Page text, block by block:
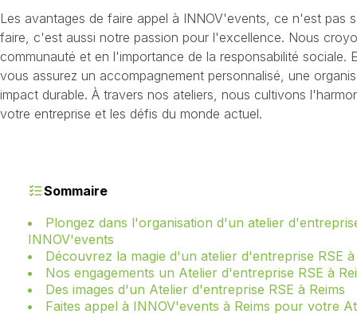
Les avantages de faire appel à INNOV'events, ce n'est pas
faire, c'est aussi notre passion pour l'excellence. Nous
communauté et en l'importance de la responsabilité sociale.
vous assurez un accompagnement personnalisé, une
impact durable. À travers nos ateliers, nous cultivons
votre entreprise et les défis du monde actuel.
Sommaire
Plongez dans l'organisation d'un atelier
INNOV'events
Découvrez la magie d'un atelier d'entreprise RSE à
Nos engagements un Atelier d'entreprise RSE à
Des images d'un Atelier d'entreprise RSE à Reims
Faites appel à INNOV'events à Reims pour votre